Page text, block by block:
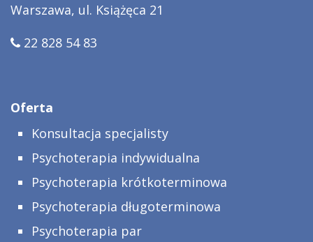
Warszawa, ul. Książęca 21
22 828 54 83
Oferta
Konsultacja specjalisty
Psychoterapia indywidualna
Psychoterapia krótkoterminowa
Psychoterapia długoterminowa
Psychoterapia par